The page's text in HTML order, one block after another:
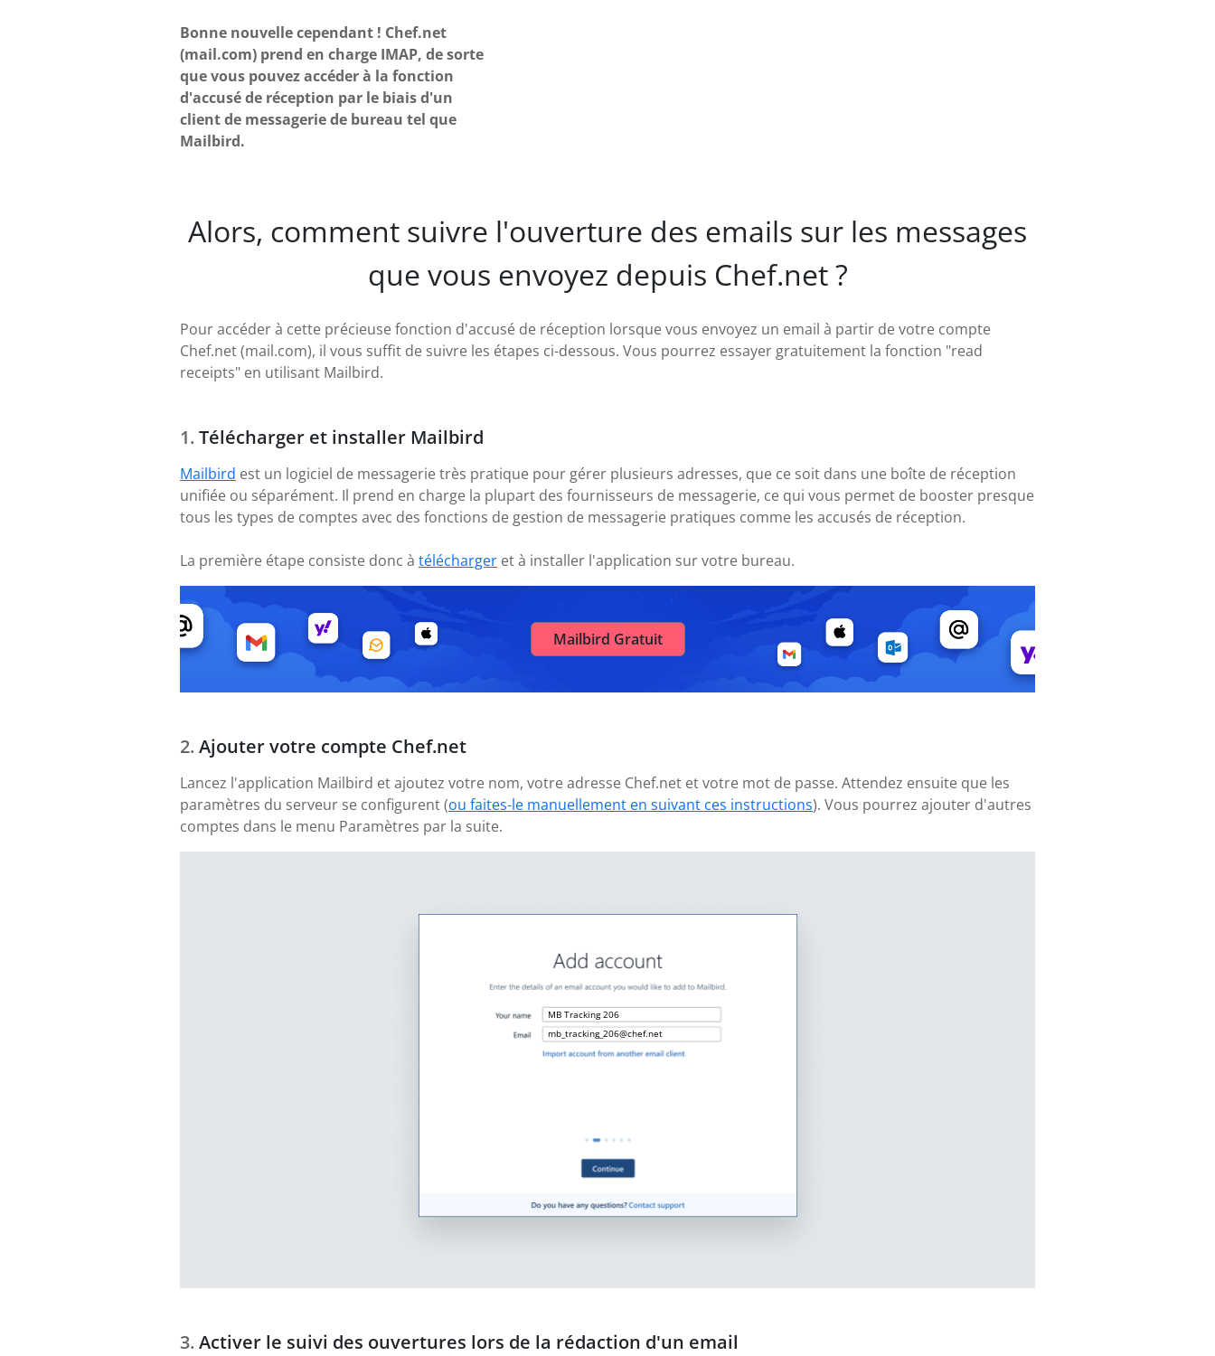
Bonne nouvelle cependant ! Chef.net
(mail.com) prend en charge IMAP, de sorte
que vous pouvez accéder à la fonction
d'accusé de réception par le biais d'un
client de messagerie de bureau tel que
Mailbird.
Alors, comment suivre l'ouverture des emails sur les messages
que vous envoyez depuis Chef.net ?
Pour accéder à cette précieuse fonction d'accusé de réception lorsque vous envoyez un email à partir de votre compte
Chef.net (mail.com), il vous suffit de suivre les étapes ci-dessous. Vous pourrez essayer gratuitement la fonction "read
receipts" en utilisant Mailbird.
Télécharger et installer Mailbird
Mailbird est un logiciel de messagerie très pratique pour gérer plusieurs adresses, que ce soit dans une boîte de réception
unifiée ou séparément. Il prend en charge la plupart des fournisseurs de messagerie, ce qui vous permet de booster presque
tous les types de comptes avec des fonctions de gestion de messagerie pratiques comme les accusés de réception.
La première étape consiste donc à télécharger et à installer l'application sur votre bureau.
Mailbird Gratuit
Ajouter votre compte Chef.net
Lancez l'application Mailbird et ajoutez votre nom, votre adresse Chef.net et votre mot de passe. Attendez ensuite que les
paramètres du serveur se configurent (ou faites-le manuellement en suivant ces instructions). Vous pourrez ajouter d'autres
comptes dans le menu Paramètres par la suite.
MB Tracking 206
mb_tracking_206@chef.net
Activer le suivi des ouvertures lors de la rédaction d'un email